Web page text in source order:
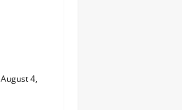
August 4,